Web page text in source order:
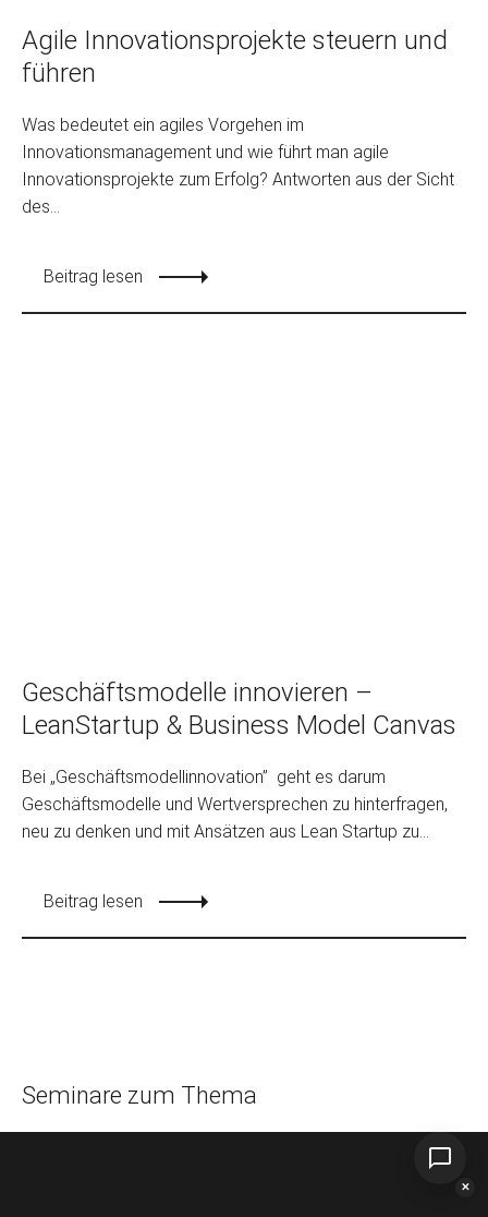
✕
Agile Innovationsprojekte steuern und
führen
Was bedeutet ein agiles Vorgehen im
Innovationsmanagement und wie führt man agile
Innovationsprojekte zum Erfolg? Antworten aus der Sicht
des...
Beitrag lesen
Geschäftsmodelle innovieren –
LeanStartup & Business Model Canvas
Bei „Geschäftsmodellinnovation” geht es darum
Geschäftsmodelle und Wertversprechen zu hinterfragen,
neu zu denken und mit Ansätzen aus Lean Startup zu...
Beitrag lesen
Seminare zum Thema